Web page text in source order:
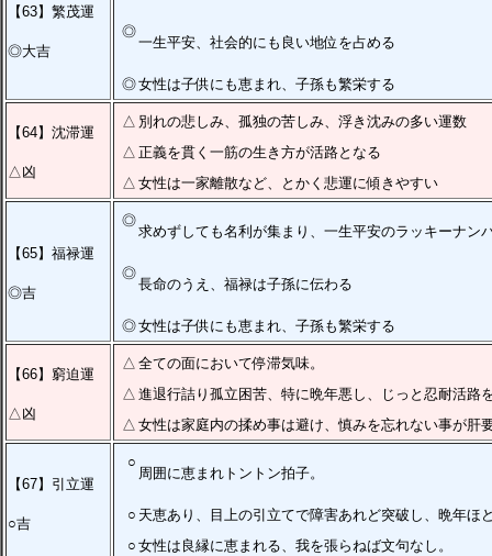
【63】繁茂運
◎大吉
◎
一生平安、社会的にも良い地位を占める
◎女性は子供にも恵まれ、子孫も繁栄する
【64】沈滞運
△凶
△ 別れの悲しみ、孤独の苦しみ、浮き沈みの多い運数
△ 正義を貫く一筋の生き方が活路となる
△ 女性は一家離散など、とかく悲運に傾きやすい
【65】福禄運
◎吉
◎
求めずしても名利が集まり、一生平安のラッキーナン
◎
長命のうえ、福禄は子孫に伝わる
◎女性は子供にも恵まれ、子孫も繁栄する
【66】窮迫運
△凶
△ 全ての面において停滞気味。
△ 進退行詰り孤立困苦、特に晩年悪し、じっと忍耐活路
△ 女性は家庭内の揉め事は避け、慎みを忘れない事が肝
【67】引立運
○吉
○
周囲に恵まれトントン拍子。
○ 天恵あり、目上の引立てで障害あれど突破し、晩年ほ
○ 女性は良縁に恵まれる、我を張らねば文句なし。